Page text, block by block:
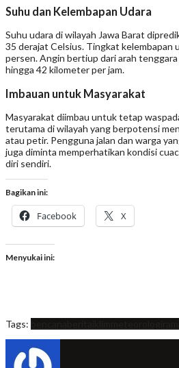
Suhu dan Kelembapan Udara
Suhu udara di wilayah Jawa Barat
35 derajat Celsius. Tingkat kelembapan
persen. Angin bertiup dari arah
hingga 42 kilometer per jam.
Imbauan untuk Masyarakat
Masyarakat diimbau untuk tetap
terutama di wilayah yang berpotensi
atau petir. Pengguna jalan dan warga
juga diminta memperhatikan kondisi
diri sendiri.
Bagikan ini:
Facebook X
Menyukai ini:
Tags: